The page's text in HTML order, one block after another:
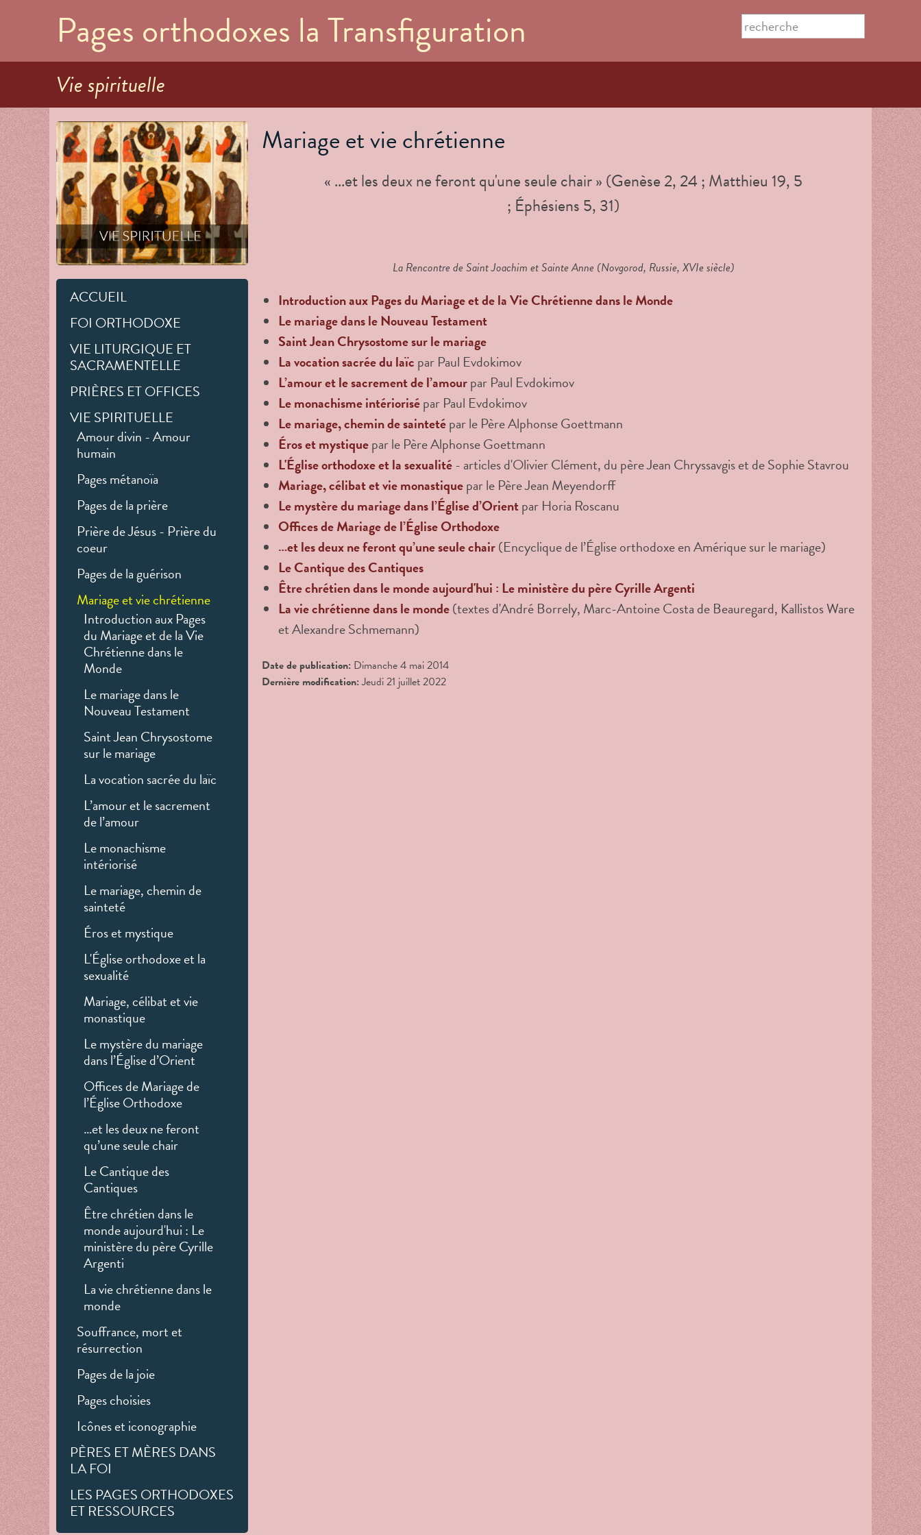
contenu
principal
Pages orthodoxes la Transfiguration
Formulaire
de
recherche
Search this site
Vie spirituelle
ACCUEIL
FOI ORTHODOXE
VIE LITURGIQUE ET
SACRAMENTELLE
PRIÈRES ET OFFICES
VIE SPIRITUELLE
Amour divin - Amour
humain
Pages métanoïa
Pages de la prière
Prière de Jésus - Prière du
coeur
Pages de la guérison
Mariage et vie chrétienne
Introduction aux Pages
du Mariage et de la Vie
Chrétienne dans le
Monde
Le mariage dans le
Nouveau Testament
Saint Jean Chrysostome
sur le mariage
La vocation sacrée du laïc
L’amour et le sacrement
de l’amour
Le monachisme
intériorisé
Le mariage, chemin de
sainteté
Éros et mystique
L'Église orthodoxe et la
sexualité
Mariage, célibat et vie
monastique
Le mystère du mariage
dans l’Église d’Orient
Offices de Mariage de
l’Église Orthodoxe
…et les deux ne feront
qu’une seule chair
Le Cantique des
Cantiques
Être chrétien dans le
monde aujourd'hui : Le
ministère du père Cyrille
Argenti
La vie chrétienne dans le
monde
Souffrance, mort et
résurrection
Pages de la joie
Pages choisies
Icônes et iconographie
PÈRES ET MÈRES DANS
LA FOI
LES PAGES ORTHODOXES
ET RESSOURCES
Mariage et vie chrétienne
« ...et les deux ne feront qu'une seule chair » (Genèse 2, 24 ; Matthieu 19, 5
; Éphésiens 5, 31)
La Rencontre de Saint Joachim et Sainte Anne (Novgorod, Russie, XVIe siècle)
Introduction aux Pages du Mariage et de la Vie Chrétienne dans le Monde
Le mariage dans le Nouveau Testament
Saint Jean Chrysostome sur le mariage
La vocation sacrée du laïc par Paul Evdokimov
L’amour et le sacrement de l’amourpar Paul Evdokimov
Le monachisme intériorisépar Paul Evdokimov
Le mariage, chemin de saintetépar le Père Alphonse Goettmann
Éros et mystiquepar le Père Alphonse Goettmann
L'Église orthodoxe et la sexualité- articles d'Olivier Clément, du père Jean Chryssavgis et de Sophie Stavrou
Mariage, célibat et vie monastiquepar le Père Jean Meyendorff
Le mystère du mariage dans l’Église d’Orientpar Horia Roscanu
Offices de Mariage de l’Église Orthodoxe
…et les deux ne feront qu’une seule chair(Encyclique de l’Église orthodoxe en Amérique sur le mariage)
Le Cantique des Cantiques
Être chrétien dans le monde aujourd'hui : Le ministère du père Cyrille Argenti
La vie chrétienne dans le monde(textes d'André Borrely, Marc-Antoine Costa de Beauregard, Kallistos Ware
et Alexandre Schmemann)
Date de publication: Dimanche 4 mai 2014
Dernière modification:Jeudi 21 juillet 2022